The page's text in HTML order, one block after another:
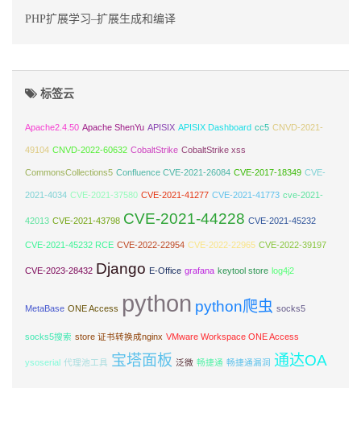
PHP扩展学习–扩展生成和编译
标签云
Apache2.4.50 Apache ShenYu APISIX APISIX Dashboard cc5 CNVD-2021-
49104 CNVD-2022-60632 CobaltStrike CobaltStrike xss
CommonsCollections5 Confluence CVE-2021-26084 CVE-2017-18349 CVE-
2021-4034 CVE-2021-37580 CVE-2021-41277 CVE-2021-41773 cve-2021-
42013 CVE-2021-43798 CVE-2021-44228 CVE-2021-45232
CVE-2021-45232 RCE CVE-2022-22954 CVE-2022-22965 CVE-2022-39197
CVE-2023-28432 Django E-Office grafana keytool store log4j2
MetaBase ONE Access python python爬虫 socks5
socks5搜索 store 证书转换成nginx VMware Workspace ONE Access
ysoserial 代理池工具 宝塔面板 泛微 畅捷通 畅捷通漏洞 通达OA